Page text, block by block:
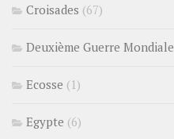
Croisades (67)
Deuxième Guerre Mondiale
Ecosse (1)
Egypte (6)